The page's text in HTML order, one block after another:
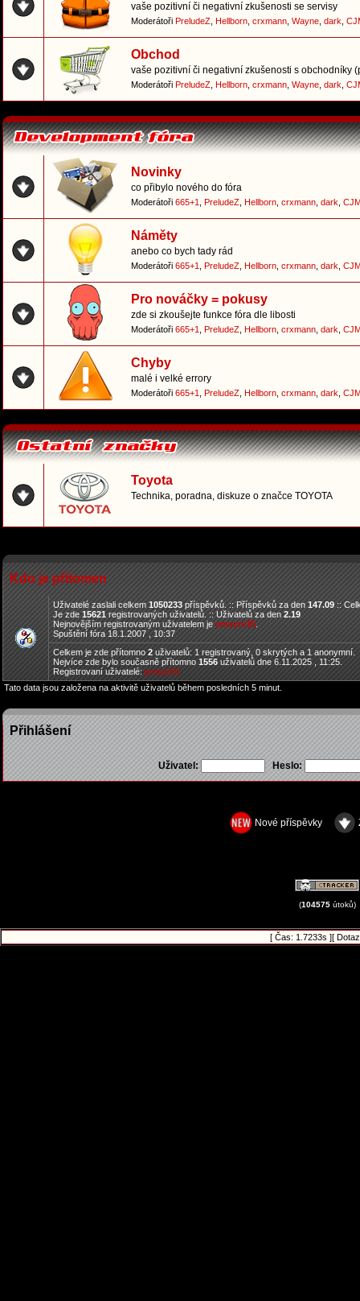
vaše pozitivní či negativní zkušenosti se servisy
Moderátoři PreludeZ Hellborn crxmann Wayne dark
Obchod
vaše pozitivní či negativní zkušenosti s obchodníky
Moderátoři PreludeZ Hellborn crxmann Wayne dark
Novinky
co přibylo nového do fóra
Moderátoři 665+1 PreludeZ Hellborn crxmann dark
Náměty
anebo co bych tady rád
Moderátoři 665+1 PreludeZ Hellborn crxmann dark
Pro nováčky = pokusy
zde si zkoušejte funkce fóra dle libosti
Moderátoři 665+1 PreludeZ Hellborn crxmann dark
Chyby
malé i velké errory
Moderátoři 665+1 PreludeZ Hellborn crxmann dark
Toyota
Technika, poradna, diskuze o značce TOYOTA
Kdo je přítomen
Uživatelé zaslali celkem1050233příspěvků. :: Příspěvků za den147.09::
Je zde15621 registrovaných uživatelů. :: Uživatelů za den2.19
Nejnovějším registrovaným uživatelem jecmvcrv35.
Spuštění fóra 18.1.2007 , 10:37
Celkem je zde přítomno 2 uživatelů: 1 registrovaný, 0 skrytých a 1
Nejvíce zde bylo současně přítomno 1556 uživatelů dne 6.11.2025 , 11:25.
Registrovaní uživatelé: jenda200
Tato data jsou založena na aktivitě uživatelů během posledních 5 minut.
Přihlášení
Uživatel: Heslo:
Nové příspěvky
(104575útoků)
[ Čas: 1.7233s ][